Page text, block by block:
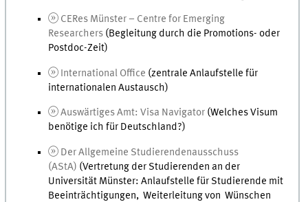
CERes Münster – Centre for Emerging
Researchers (Begleitung durch die Promotions- oder
Postdoc-Zeit)
International Office (zentrale Anlaufstelle für
internationalen Austausch)
Auswärtiges Amt: Visa Navigator (Welches Visum
benötige ich für Deutschland?)
Der Allgemeine Studierendenausschuss
(AStA) (Vertretung der Studierenden an der
Universität Münster: Anlaufstelle für Studierende mit
Beeinträchtigungen, Weiterleitung von Wünschen